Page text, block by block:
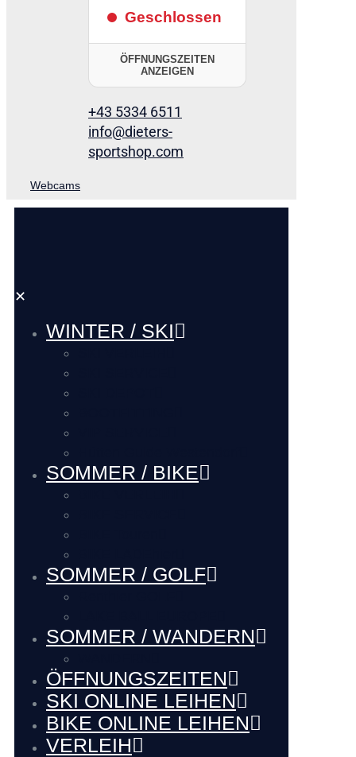
Geschlossen
ÖFFNUNGSZEITEN
ANZEIGEN
+43 5334 6511
info@dieters-
sportshop.com
Webcams
✕
WINTER / SKI
SOMMER / BIKE
SOMMER / GOLF
SOMMER / WANDERN
ÖFFNUNGSZEITEN
SKI ONLINE LEIHEN
BIKE ONLINE LEIHEN
VERLEIH